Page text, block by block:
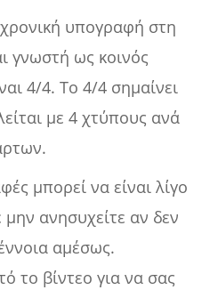
υπογραφή στη
γνωστή ως κοινός
4/4. Το 4/4 σημαίνει
με 4 χτύπους ανά
μπορεί να είναι λίγο
ανησυχείτε αν δεν
αμέσως.
το βίντεο για να σας